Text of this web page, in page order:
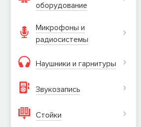
оборудование
Микрофоны и
радиосистемы
Наушники и гарнитуры
Звукозапись
Стойки